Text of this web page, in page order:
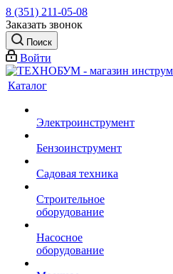
8 (351) 211-05-08
Заказать звонок
Поиск
Войти
Каталог
Электроинструмент
Бензоинструмент
Садовая техника
Строительное
оборудование
Насосное
оборудование